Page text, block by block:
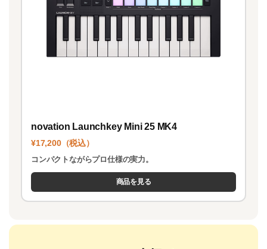
novation Launchkey Mini 25 MK4
¥17,200（税込）
コンパクトながらプロ仕様の実力。
商品を見る